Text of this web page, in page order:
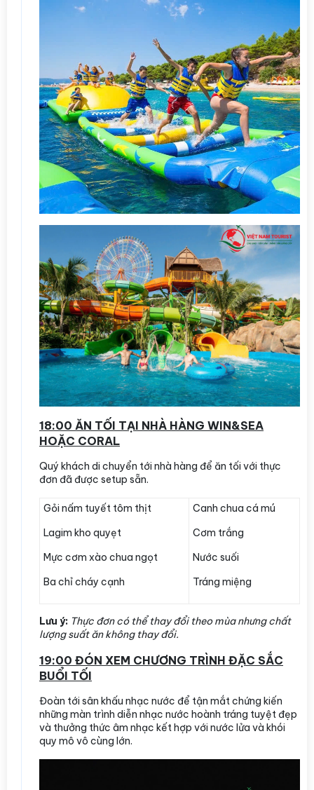
18:00 ĂN TỐI TẠI NHÀ HÀNG WIN&SEA
HOẶC CORAL
Quý khách di chuyển tới nhà hàng để ăn tối với thực
đơn đã được setup sẵn.
Gỏi nấm tuyết tôm thịt
Lagim kho quyẹt
Mực cơm xào chua ngọt
Ba chỉ cháy cạnh
Canh chua cá mú
Cơm trắng
Nước suối
Tráng miệng
Lưu ý: Thực đơn có thể thay đổi theo mùa nhưng chất
lượng suất ăn không thay đổi.
19:00 ĐÓN XEM CHƯƠNG TRÌNH ĐẶC SẮC
BUỔI TỐI
Đoàn tới sân khấu nhạc nước để tận mắt chứng kiến
những màn trình diễn nhạc nước hoành tráng tuyệt đẹp
và thưởng thức âm nhạc kết hợp với nước lửa và khói
quy mô vô cùng lớn.